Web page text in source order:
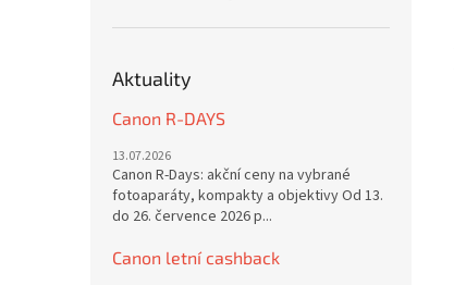
Aktuality
Canon R-DAYS
13.07.2026
Canon R-Days: akční ceny na vybrané
fotoaparáty, kompakty a objektivy Od 13.
do 26. července 2026 p...
Canon letní cashback